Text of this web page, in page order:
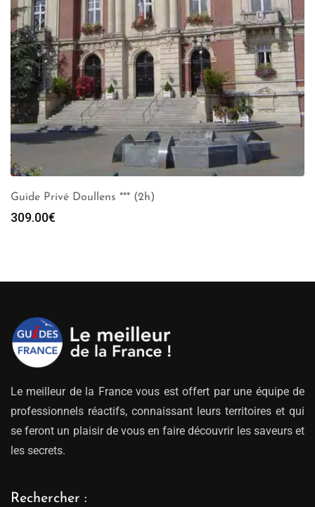
Guide Privé Doullens *** (2h)
309.00€
Le meilleur de la France vous est offert par une équipe de
professionnels réactifs, connaissant leurs territoires et qui
se feront un plaisir de vous en faire découvrir les saveurs et
les secrets.
Rechercher :